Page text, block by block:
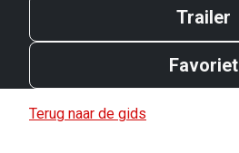
Trailer
Favoriet
Terug naar de gids